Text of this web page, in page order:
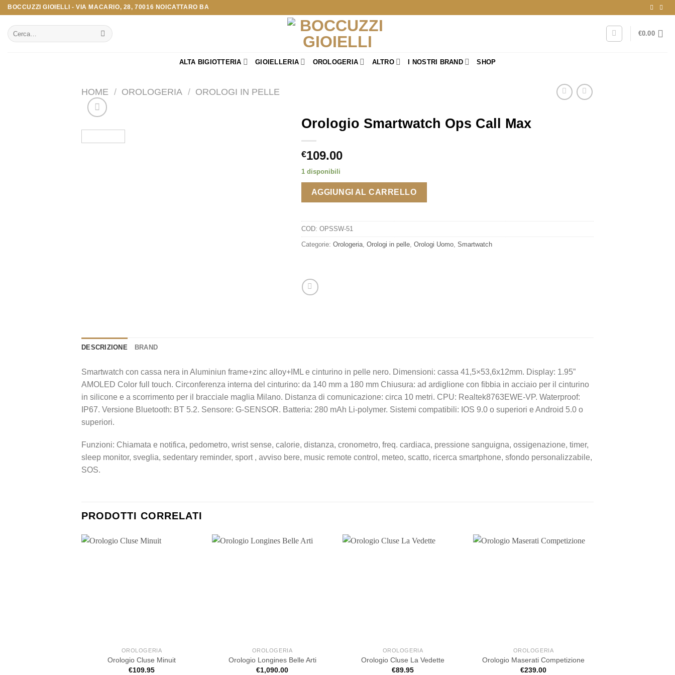
Salta
contenuti
BOCCUZZI GIOIELLI - VIA MACARIO, 28, 70016 NOICATTARO BA
Cerca:
€0.00
ALTA BIGIOTTERIA GIOIELLERIA OROLOGERIA ALTRO I NOSTRI BRAND SHOP
HOME / OROLOGERIA / OROLOGI IN PELLE
Orologio Smartwatch Ops Call Max
€109.00
1 disponibili
AGGIUNGI AL CARRELLO
COD: OPSSW-51
Categorie: Orologeria, Orologi in pelle, Orologi Uomo, Smartwatch
DESCRIZIONE BRAND
Smartwatch con cassa nera in Aluminiun frame+zinc alloy+IML e cinturino in pelle nero. Dimensioni: cassa 41,5×53,6x12mm. Display: 1.95”
AMOLED Color full touch. Circonferenza interna del cinturino: da 140 mm a 180 mm Chiusura: ad ardiglione con fibbia in acciaio per il cinturino
in silicone e a scorrimento per il bracciale maglia Milano. Distanza di comunicazione: circa 10 metri. CPU: Realtek8763EWE-VP. Waterproof:
IP67. Versione Bluetooth: BT 5.2. Sensore: G-SENSOR. Batteria: 280 mAh Li-polymer. Sistemi compatibili: IOS 9.0 o superiori e Android 5.0 o
superiori.
Funzioni: Chiamata e notifica, pedometro, wrist sense, calorie, distanza, cronometro, freq. cardiaca, pressione sanguigna, ossigenazione, timer,
sleep monitor, sveglia, sedentary reminder, sport , avviso bere, music remote control, meteo, scatto, ricerca smartphone, sfondo personalizzabile,
SOS.
PRODOTTI CORRELATI
OROLOGERIA
Orologio Cluse Minuit
€109.95
OROLOGERIA
Orologio Longines Belle Arti
€1,090.00
OROLOGERIA
Orologio Cluse La Vedette
€89.95
OROLOGERIA
Orologio Maserati Competizione
€239.00